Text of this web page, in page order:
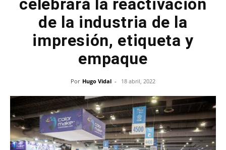
celebrará la reactivación
de la industria de la
impresión, etiqueta y
empaque
Por Hugo Vidal - 18 abril, 2022